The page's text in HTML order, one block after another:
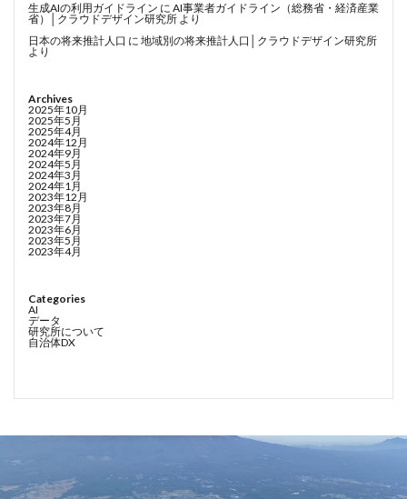
生成AIの利用ガイドライン に AI事業者ガイドライン（総務省・経済産業
省）│クラウドデザイン研究所 より
日本の将来推計人口 に 地域別の将来推計人口│クラウドデザイン研究所
より
Archives
2025年10月
2025年5月
2025年4月
2024年12月
2024年9月
2024年5月
2024年3月
2024年1月
2023年12月
2023年8月
2023年7月
2023年6月
2023年5月
2023年4月
Categories
AI
データ
研究所について
自治体DX